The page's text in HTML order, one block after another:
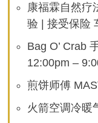
康福霖自然疗
验 | 接受保险
Bag O’ Crab
12:00pm –
煎饼师傅
火箭空调冷暖